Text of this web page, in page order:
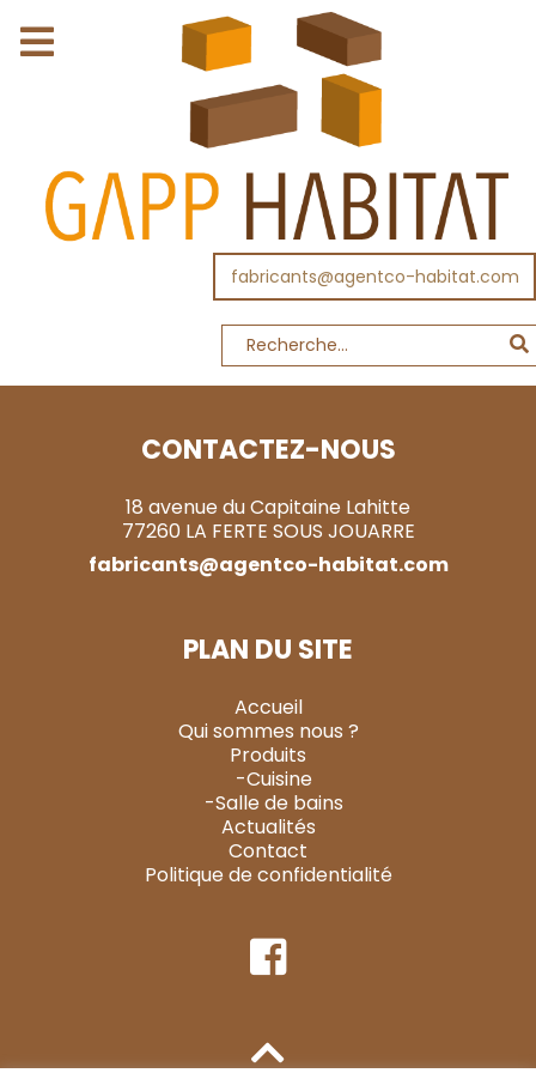
fabricants@agentco-habitat.com
CONTACTEZ-NOUS
18 avenue du Capitaine Lahitte
77260 LA FERTE SOUS JOUARRE
fabricants@agentco-habitat.com
PLAN DU SITE
Accueil
Qui sommes nous ?
Produits
-Cuisine
-Salle de bains
Actualités
Contact
Politique de confidentialité